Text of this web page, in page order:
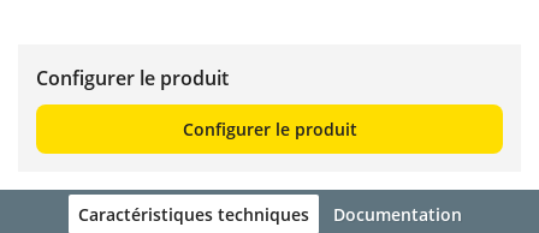
Configurer le produit
Configurer le produit
Caractéristiques techniques Documentation